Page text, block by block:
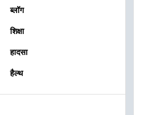
ब्लॉग
शिक्षा
हादसा
हैल्थ